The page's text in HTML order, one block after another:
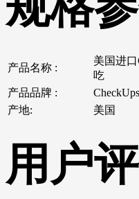
产品名称 :
美国进
吃
产品品牌 :
CheckUps
产地:
美国
用户